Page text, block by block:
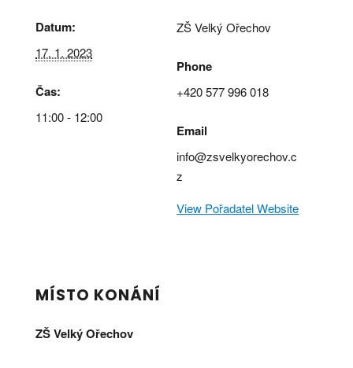
Datum:
17. 1. 2023
Čas:
11:00 - 12:00
ZŠ Velký Ořechov
Phone
+420 577 996 018
Email
info@zsvelkyorechov.c
z
View Pořadatel Website
MÍSTO KONÁNÍ
ZŠ Velký Ořechov